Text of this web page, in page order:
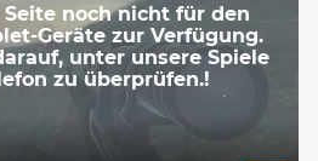
noch nicht für den
Geräte zur Verfügung.
unter unsere Spiele
zu überprüfen.!